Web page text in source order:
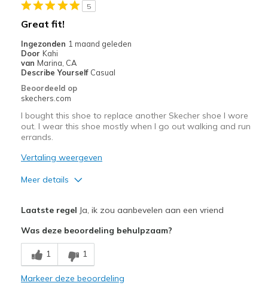
Beste toepassingen
Casual Wear
Travel
Width
Feels too narrow
Sizing
View On Shoes
5
Great fit!
Ingezonden 1 maand geleden
Door Kahi
van Marina, CA
Describe Yourself Casual
Beoordeeld op
skechers.com
I bought this shoe to replace another Skecher shoe I wore
out. I wear this shoe mostly when I go out walking and run
errands.
Vertaling weergeven
Meer details
Breathe Well
Comfortable
Laatste regel Ja, ik zou aanbevelen aan een vriend
Was deze beoordeling behulpzaam?
1 1
Markeer deze beoordeling